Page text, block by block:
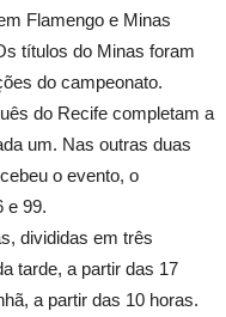
Flamengo e Minas
títulos do Minas foram
do campeonato.
do Recife completam a
um. Nas outras duas
o evento, o
e 99.
divididas em três
tarde, a partir das 17
a partir das 10 horas.